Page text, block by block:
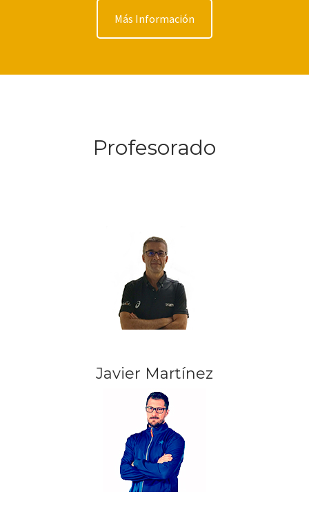
Más Información
Profesorado
Javier Martínez